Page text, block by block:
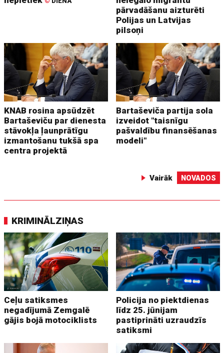
pārvadāšanu aizturēti
Polijas un Latvijas
pilsoņi
KNAB rosina apsūdzēt
Bartaševiču par dienesta
stāvokļa ļaunprātīgu
izmantošanu tukšā spa
centra projektā
Bartaševiča partija sola
izveidot "taisnīgu
pašvaldību finansēšanas
modeli"
Vairāk NOVADOS
KRIMINĀLZIŅAS
Ceļu satiksmes
negadījumā Zemgalē
gājis bojā motociklists
Policija no piektdienas
līdz 25. jūnijam
pastiprināti uzraudzīs
satiksmi